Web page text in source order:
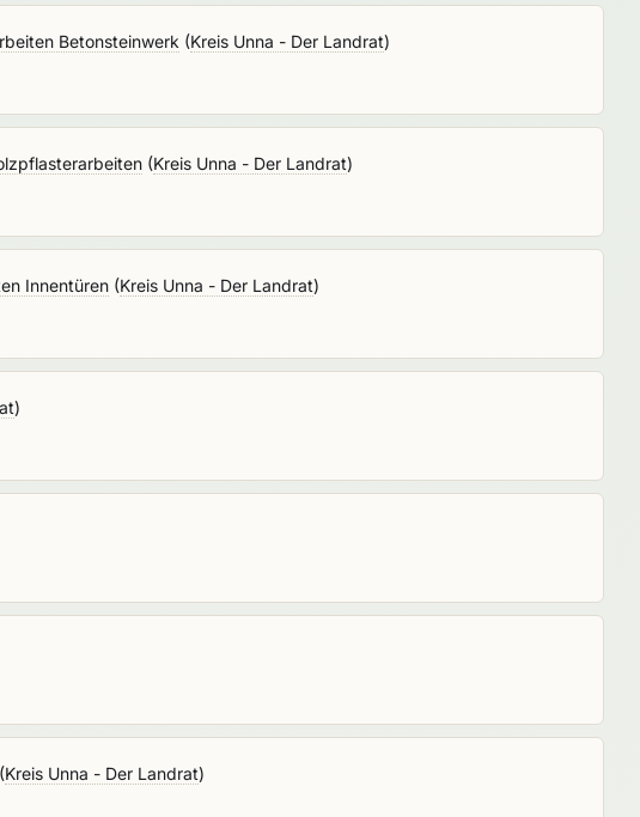
Betonsteinwerk (Kreis Unna - Der Landrat)
(Kreis Unna - Der Landrat)
Innentüren (Kreis Unna - Der Landrat)
)
(Kreis Unna - Der Landrat)